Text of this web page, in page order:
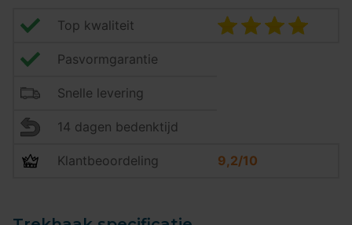
Top kwaliteit
Pasvormgarantie
Snelle levering
14 dagen bedenktijd
Klantbeoordeling 9,2/10